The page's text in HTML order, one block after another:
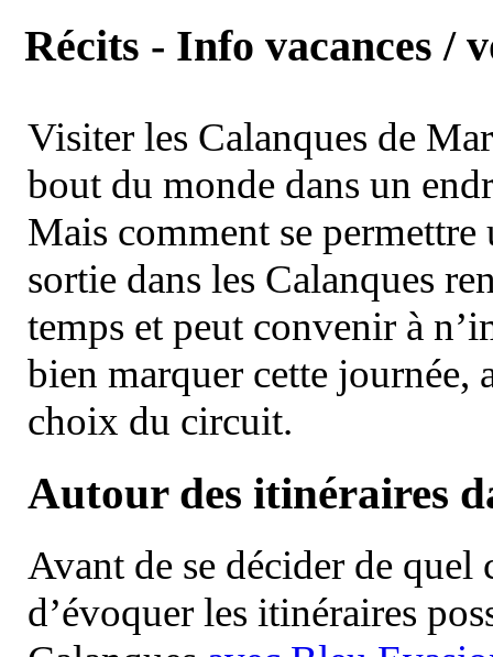
Récits - Info vacances /
Visiter les Calanques de
bout du monde dans un
Mais comment se permettre
sortie dans les Calanques
temps et peut convenir à
bien marquer cette journée,
choix du circuit.
Autour des itinéraires
Avant de se décider de
d’évoquer les itinéraires